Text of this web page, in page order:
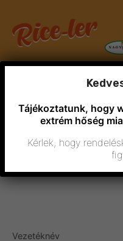
Vezetéknév
Tájékoztatunk, hogy
extrém hőség
Kérlek, hogy